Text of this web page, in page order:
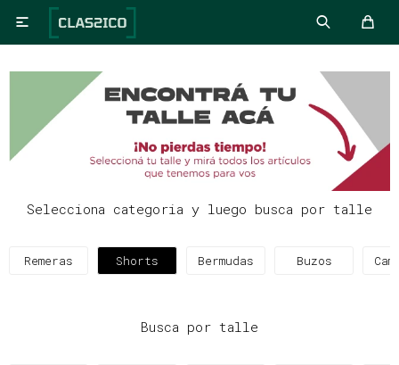

Selecciona categoria y luego busca por talle
Remeras Shorts Bermudas Buzos
Busca por talle